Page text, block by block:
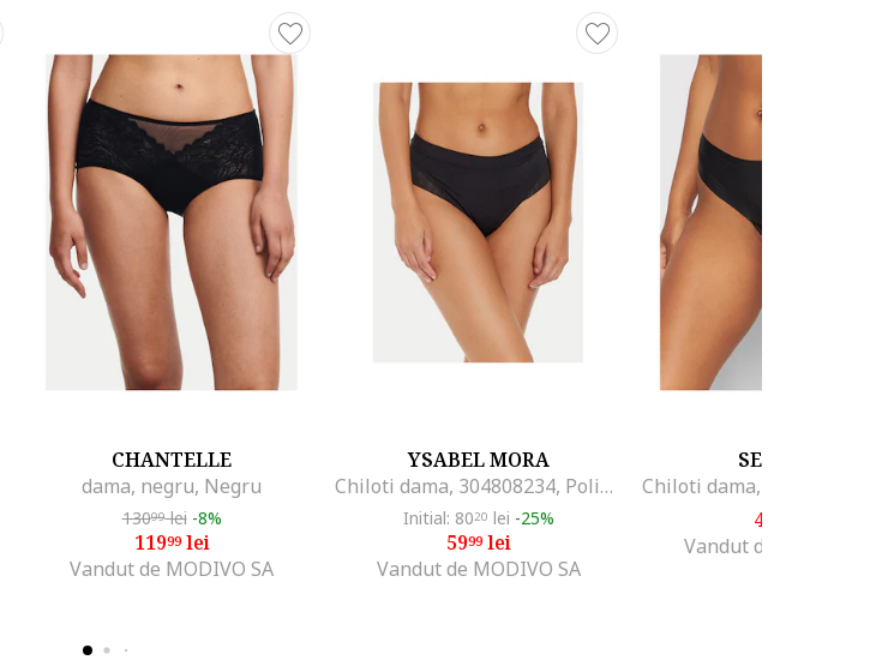
CHANTELLE
dama, negru, Negru
13099lei -8%
11999lei
Vandut de MODIVO SA
YSABEL MORA
Chiloti dama, 304808234, Poliamida/Elastan, Negru, Negru
Initial: 8020 lei -25%
5999lei
Vandut de MODIVO SA
SELMARK
48
Vandut de MODIVO SA